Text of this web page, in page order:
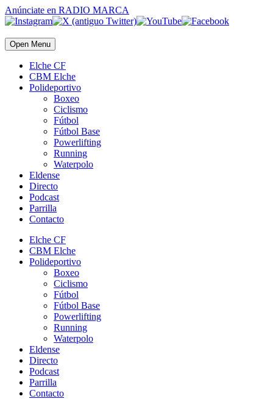
Anúnciate en RADIO MARCA
Open Menu
Elche CF
CBM Elche
Polideportivo
Boxeo
Ciclismo
Fútbol
Fútbol Base
Powerlifting
Running
Waterpolo
Eldense
Directo
Podcast
Parrilla
Contacto
Elche CF
CBM Elche
Polideportivo
Boxeo
Ciclismo
Fútbol
Fútbol Base
Powerlifting
Running
Waterpolo
Eldense
Directo
Podcast
Parrilla
Contacto